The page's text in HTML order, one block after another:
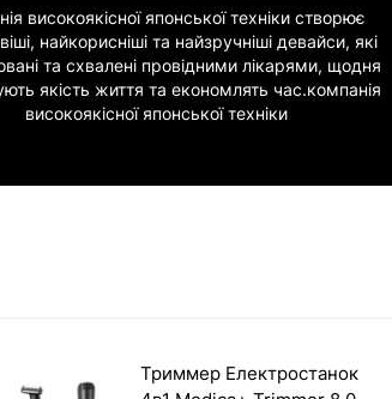
високоякісної японської техніки створює
найкорисніші та найзручніші девайси, які
та схвалені провідними лікарями, щодня
якість життя та економлять час.компанія
високоякісної японської техніки
Триммер Електростанок